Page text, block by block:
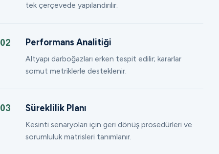
tek çerçevede yapılandırılır.
02 Performans Analitiği
Altyapı darboğazları erken tespit edilir; kararlar
somut metriklerle desteklenir.
03 Süreklilik Planı
Kesinti senaryoları için geri dönüş prosedürleri ve
sorumluluk matrisleri tanımlanır.